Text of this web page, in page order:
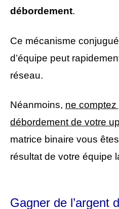
débordement.
Ce mécanisme
d’équipe peut
réseau.
Néanmoins, ne
débordement de votre
matrice binaire vous
résultat de votre équipe
Gagner de l’argent